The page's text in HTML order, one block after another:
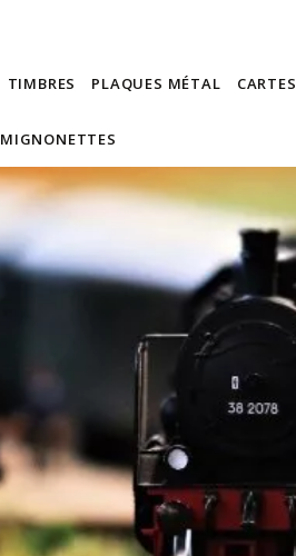
TIMBRES PLAQUES MÉTAL CARTES
MIGNONETTES